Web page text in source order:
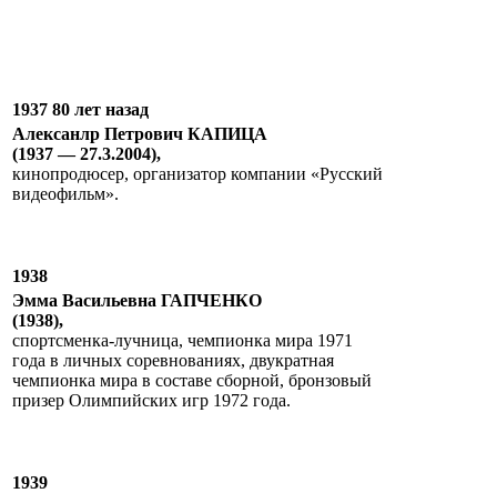
1937 80 лет назад
Алексанлр Петрович КАПИЦА
(1937 — 27.3.2004),
кинопродюсер, организатор компании «Русский
видеофильм».
1938
Эмма Васильевна ГАПЧЕНКО
(1938),
спортсменка-лучница, чемпионка мира 1971
года в личных соревнованиях, двукратная
чемпионка мира в составе сборной, бронзовый
призер Олимпийских игр 1972 года.
1939